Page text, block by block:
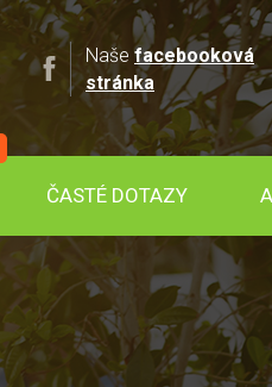
Naše facebooková
stránka
ČASTÉ DOTAZY